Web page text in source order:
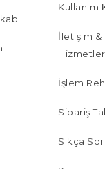
Kullanım
İletişim &
İşlem
Sipariş
Sıkça